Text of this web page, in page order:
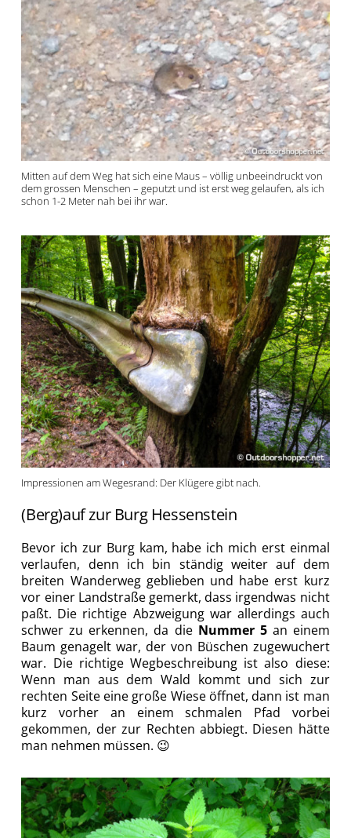
Mitten auf dem Weg hat sich eine Maus – völlig unbeeindruckt von
dem grossen Menschen – geputzt und ist erst weg gelaufen, als ich
schon 1-2 Meter nah bei ihr war.
Impressionen am Wegesrand: Der Klügere gibt nach.
(Berg)auf zur Burg Hessenstein
Bevor ich zur Burg kam, habe ich mich erst einmal
verlaufen, denn ich bin ständig weiter auf dem
breiten Wanderweg geblieben und habe erst kurz
vor einer Landstraße gemerkt, dass irgendwas nicht
paßt. Die richtige Abzweigung war allerdings auch
schwer zu erkennen, da die Nummer 5an einem
Baum genagelt war, der von Büschen zugewuchert
war. Die richtige Wegbeschreibung ist also diese:
Wenn man aus dem Wald kommt und sich zur
rechten Seite eine große Wiese öffnet, dann ist man
kurz vorher an einem schmalen Pfad vorbei
gekommen, der zur Rechten abbiegt. Diesen hätte
man nehmen müssen. 😉